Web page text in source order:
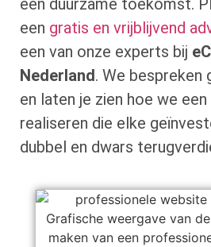
een duurzame toekomst.
een gratis en vrijblijvend
een van onze experts bij
Nederland. We bespreken
en laten je zien hoe we
realiseren die elke
dubbel en dwars